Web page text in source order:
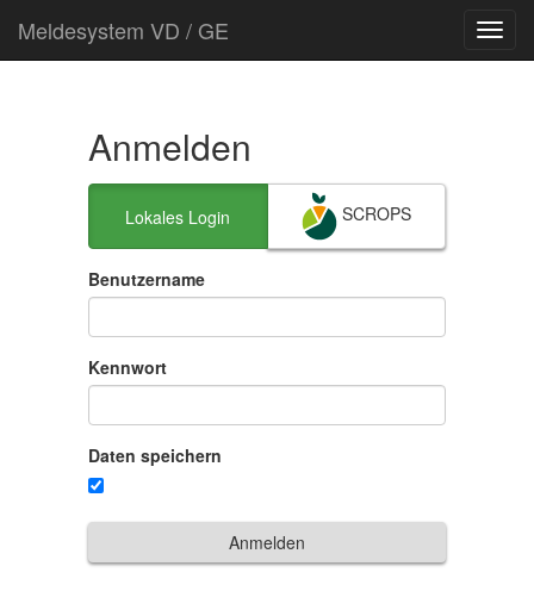
Meldesystem VD / GE
Anmelden
Lokales Login SCROPS
Benutzername
Kennwort
Daten speichern
Anmelden